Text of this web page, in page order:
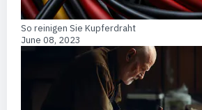
So reinigen Sie Kupferdraht
June 08, 2023